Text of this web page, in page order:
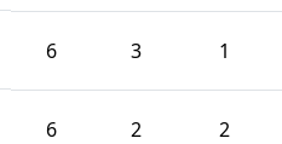
6 3 1
6 2 2